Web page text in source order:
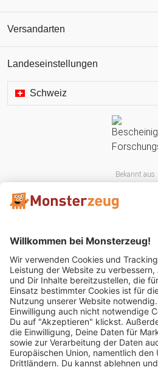
Versandarten
Landeseinstellungen
Schweiz
Bekannt aus:
Mitglied im: